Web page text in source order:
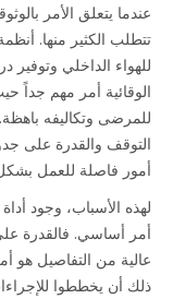
للهواء الداخلي وتوفير
الوقائية أمر مهم جداً
للمرضى وتكاليفه
التوقف والقدرة على
أمور فاصلة للعمل
لهذه الأسباب، وجود
أمر أساسي. فالقدرة
عالية من التفاصيل هو
ذلك أن يخططوا